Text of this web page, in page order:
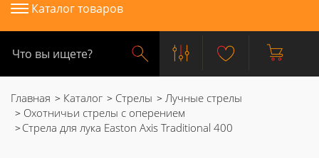
Каталог товаров
Главная Каталог Стрелы
Лучные стрелы
Охотничьи стрелы с оперением
Стрела для лука Easton Axis Traditional 400